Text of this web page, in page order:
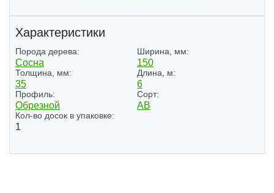
Характеристики
Порода дерева:
Сосна
Ширина, мм:
150
Толщина, мм:
35
Длина, м:
6
Профиль:
Обрезной
Сорт:
АВ
Кол-во досок в упаковке:
1